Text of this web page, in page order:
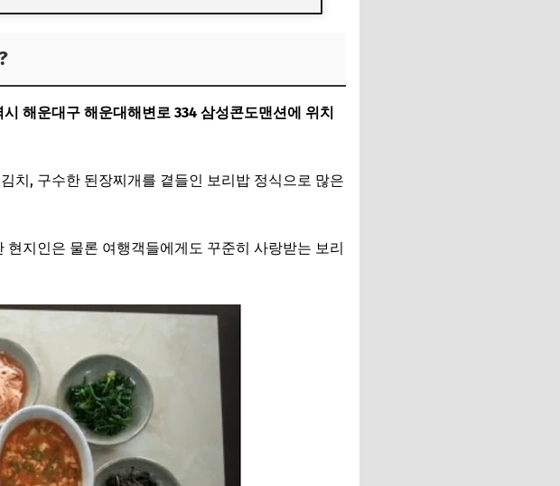
시 해운대구 해운대해변로 334 삼성콘도맨션에 위치
치, 구수한 된장찌개를 곁들인 보리밥 정식으로 많은
지인은 물론 여행객들에게도 꾸준히 사랑받는 보리